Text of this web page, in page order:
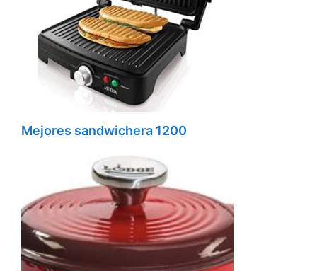
Mejores sandwichera 1200